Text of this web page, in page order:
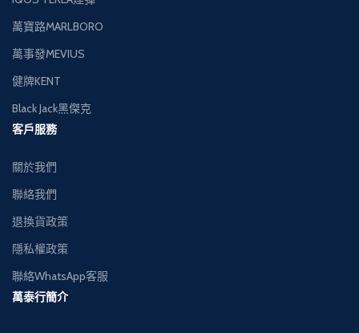
萬寶路MARLBORO
萬事發MEVIUS
健牌KENT
Black Jack黑傑克
客戶服務
關於我們
聯絡我們
退換貨政策
隱私權政策
聯絡WhatsApp客服
萬泰行簡介